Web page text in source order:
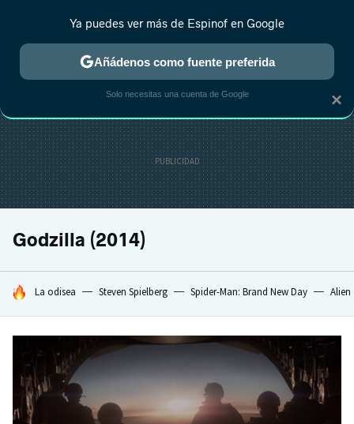
ESTRENOS REALITY ANIME RANKINGS CINE
Godzilla (2014)
HOY SE HABLA DE
La odisea Steven Spielberg Spider-Man: Brand New Day Alien
×
Ya puedes ver más de Espinof en Google
Añádenos como fuente preferida
Solo necesitas una cuenta de Google